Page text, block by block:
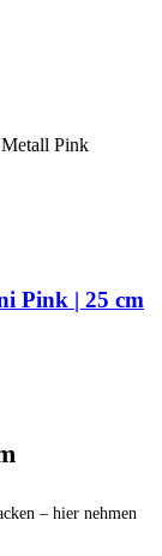
Pink | 25 cm
– hier nehmen